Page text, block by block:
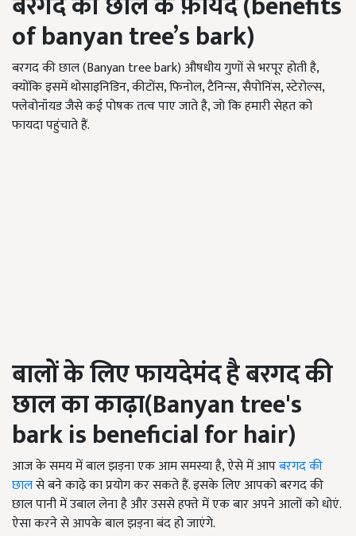
ofbanyan tree’sbark)
बरगद की छाल (Banyan tree bark) औषधीय गुणों से भरपूर होती है,
क्योंकि इसमें थोसाइनिडिन, कीटोंस, फिनोल, टैनिन्स, सैपोनिंस, स्टेरोल्स,
फ्लेवोनॉयड जैसे कई पोषक तत्व पाए जाते है, जो कि हमारी सेहत को
फायदा पहुंचाते हैं.
बालों के लिए फायदेमंद है बरगद की
छाल का काढ़ा(Banyan tree's
bark is beneficial for hair)
आज के समय में बाल झड़ना एक आम समस्या है, ऐसे में आपबरगद की
छालसे बने काढ़े का प्रयोग कर सकते हैं. इसके लिए आपको बरगद की
छाल पानी में उबाल लेना है और उससे हफ्ते में एक बार अपने आलों को धोएं.
ऐसा करने से आपके बाल झड़ना बंद हो जाएंगे.